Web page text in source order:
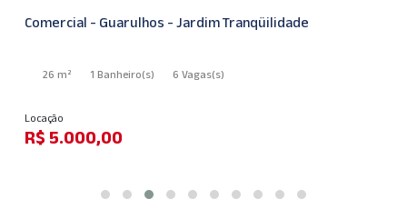
Comercial - Guarulhos - Jardim Tranqüilidade
26 m² 1 Banheiro(s) 6 Vagas(s)
Locação
R$ 5.000,00